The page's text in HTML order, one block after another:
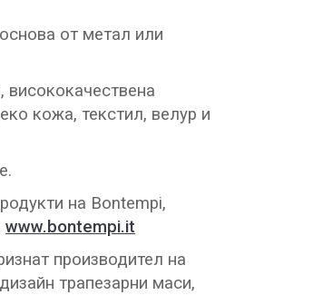
от метал или
кожа, текстил, велур и
на Bontempi,
www.bontempi.it
производител на
трапезарни маси,